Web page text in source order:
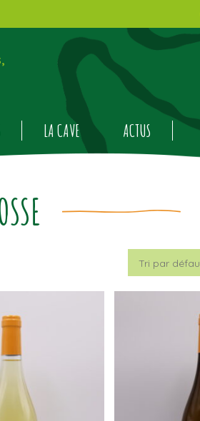
LA CAVE ACTUS